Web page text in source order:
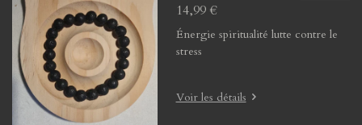
14,99 €
Énergie spiritualité lutte contre le
stress
Voir les détails